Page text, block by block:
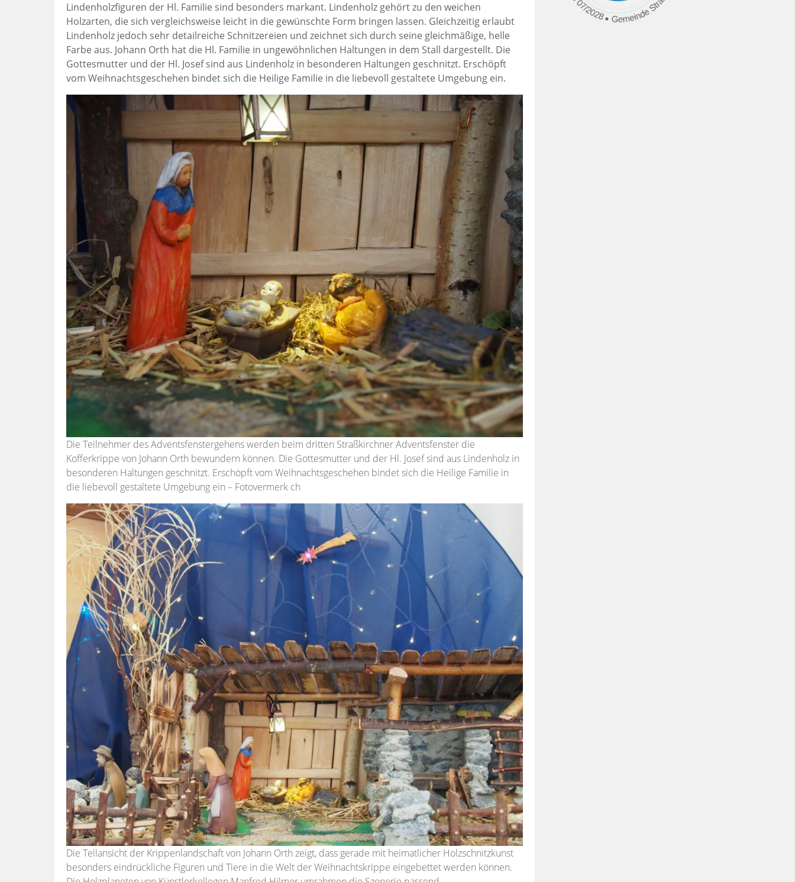
Lindenholzfiguren der Hl. Familie sind besonders markant. Lindenholz gehört zu den weichen
Holzarten, die sich vergleichsweise leicht in die gewünschte Form bringen lassen. Gleichzeitig erlaubt
Lindenholz jedoch sehr detailreiche Schnitzereien und zeichnet sich durch seine gleichmäßige, helle
Farbe aus. Johann Orth hat die Hl. Familie in ungewöhnlichen Haltungen in dem Stall dargestellt. Die
Gottesmutter und der Hl. Josef sind aus Lindenholz in besonderen Haltungen geschnitzt. Erschöpft
vom Weihnachtsgeschehen bindet sich die Heilige Familie in die liebevoll gestaltete Umgebung ein.
Die Teilnehmer des Adventsfenstergehens werden beim dritten Straßkirchner Adventsfenster die
Kofferkrippe von Johann Orth bewundern können. Die Gottesmutter und der Hl. Josef sind aus Lindenholz in
besonderen Haltungen geschnitzt. Erschöpft vom Weihnachtsgeschehen bindet sich die Heilige Familie in
die liebevoll gestaltete Umgebung ein – Fotovermerk ch
Die Teilansicht der Krippenlandschaft von Johann Orth zeigt, dass gerade mit heimatlicher Holzschnitzkunst
besonders eindrückliche Figuren und Tiere in die Welt der Weihnachtskrippe eingebettet werden können.